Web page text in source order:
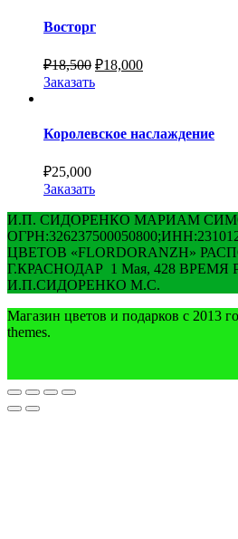
Восторг
₽18,500 ₽18,000
Заказать
Королевское наслаждение
₽25,000
Заказать
И.П. СИДОРЕНКО МАРИАМ
ЦВЕТОВ «FLORDORANZH»
Г.КРАСНОДАР 1 Мая, 428 ВРЕМЯ
И.П.СИДОРЕНКО М.С.
Магазин цветов и подарков с 2013
themes.